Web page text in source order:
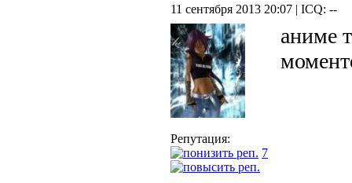
11 сентября 2013 20:07 | ICQ: --
Репутация:
7
аниме